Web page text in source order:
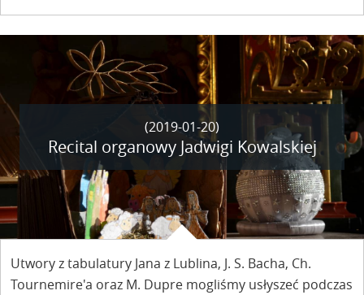
Gdańska oraz poparcie dla Wielkiej Orkiestry
Świątecznej Pomocy.
(2019-01-20)
Recital organowy Jadwigi Kowalskiej
Utwory z tabulatury Jana z Lublina, J. S. Bacha, Ch.
Tournemire'a oraz M. Dupre mogliśmy usłyszeć podczas